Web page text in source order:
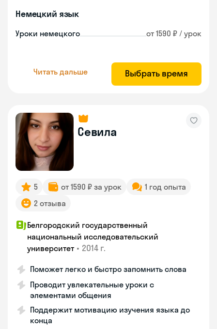
Немецкий язык
Уроки немецкого от 1590 ₽ / урок
Читать дальше Выбрать время
Севила
5 от 1590 ₽ за урок
1 год опыта
2 отзыва
Белгородский государственный
национальный исследовательский
университет • 2014 г.
Поможет легко и быстро запомнить слова
Проводит увлекательные уроки с
элементами общения
Поддержит мотивацию изучения языка до
конца